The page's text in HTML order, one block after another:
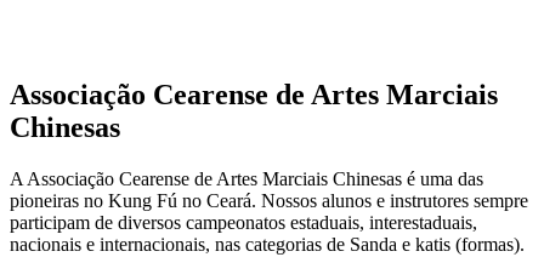
Associação Cearense de Artes Marciais
Chinesas
A Associação Cearense de Artes Marciais Chinesas é uma das
pioneiras no Kung Fú no Ceará. Nossos alunos e instrutores sempre
participam de diversos campeonatos estaduais, interestaduais,
nacionais e internacionais, nas categorias de Sanda e katis (formas).